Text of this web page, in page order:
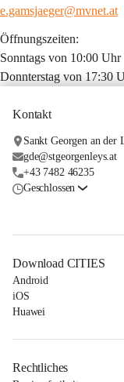
e.gamsjaeger@mvnet.at
Öffnungszeiten:
Sonntags von 10:00
Donnterstag von 17:30
Kontakt
Sankt Georgen an der
gde@stgeorgenleys.at
+43 7482 46235
Geschlossen
Download CITIES
Android
iOS
Huawei
Rechtliches